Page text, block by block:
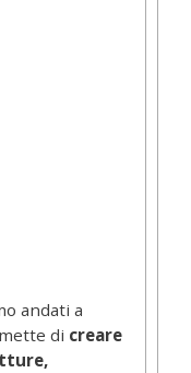
andati a
di creare